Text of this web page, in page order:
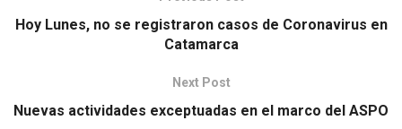
Hoy Lunes, no se registraron casos de Coronavirus en
Catamarca
Next Post
Nuevas actividades exceptuadas en el marco del ASPO